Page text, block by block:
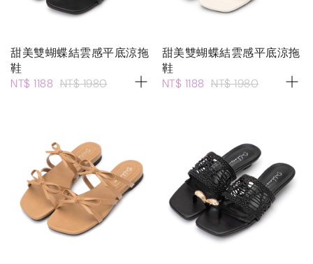
甜美雙蝴蝶結雲感平底涼拖
鞋
NT$ 1188 NT$ 1980
甜美雙蝴蝶結雲感平底涼拖
鞋
NT$ 1188 NT$ 1980